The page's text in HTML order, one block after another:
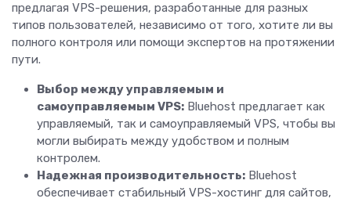
предлагая VPS-решения, разработанные для разных
типов пользователей, независимо от того, хотите ли вы
полного контроля или помощи экспертов на протяжении
пути.
Выбор между управляемым и
самоуправляемым VPS: Bluehost предлагает как
управляемый, так и самоуправляемый VPS, чтобы вы
могли выбирать между удобством и полным
контролем.
Надежная производительность: Bluehost
обеспечивает стабильный VPS-хостинг для сайтов,